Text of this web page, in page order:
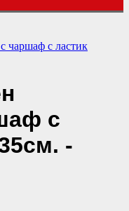
чаршаф с ластик
с
-